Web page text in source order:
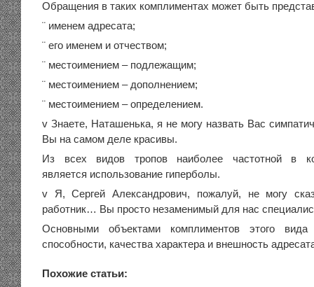
Обращения в таких комплиментах может быть
¨ именем адресата;
¨ его именем и отчеством;
¨ местоимением – подлежащим;
¨ местоимением – дополнением;
¨ местоимением – определением.
v Знаете, Наташенька, я не могу назвать Вас
Вы на самом деле красивы.
Из всех видов тропов наиболее частотной в
является использование гиперболы.
v Я, Сергей Александрович, пожалуй, не могу
работник… Вы просто незаменимый для нас
Основными объектами комплиментов этого
способности, качества характера и внешность
Похожие статьи: